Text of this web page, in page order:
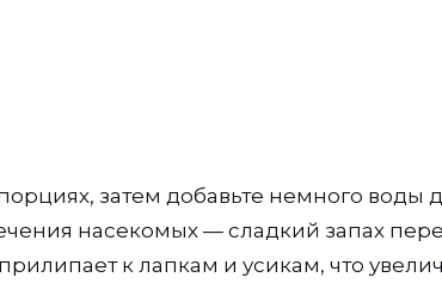
затем добавьте немного воды
насекомых — сладкий запах
к лапкам и усикам, что